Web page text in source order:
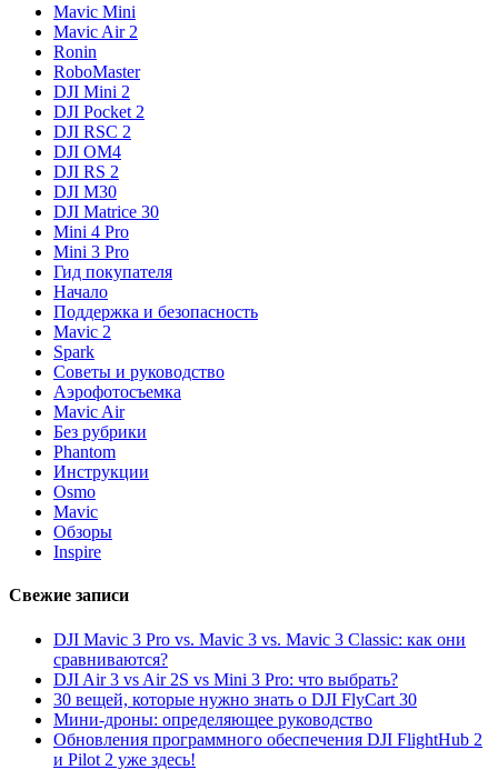
Mavic Mini
Mavic Air 2
Ronin
RoboMaster
DJI Mini 2
DJI Pocket 2
DJI RSC 2
DJI OM4
DJI RS 2
DJI M30
DJI Matrice 30
Mini 4 Pro
Mini 3 Pro
Гид покупателя
Начало
Поддержка и безопасность
Mavic 2
Spark
Советы и руководство
Аэрофотосъемка
Mavic Air
Без рубрики
Phantom
Инструкции
Osmo
Mavic
Обзоры
Inspire
Свежие записи
DJI Mavic 3 Pro vs. Mavic 3 vs. Mavic 3 Classic: как они
сравниваются?
DJI Air 3 vs Air 2S vs Mini 3 Pro: что выбрать?
30 вещей, которые нужно знать о DJI FlyCart 30
Мини-дроны: определяющее руководство
Обновления программного обеспечения DJI FlightHub 2
и Pilot 2 уже здесь!